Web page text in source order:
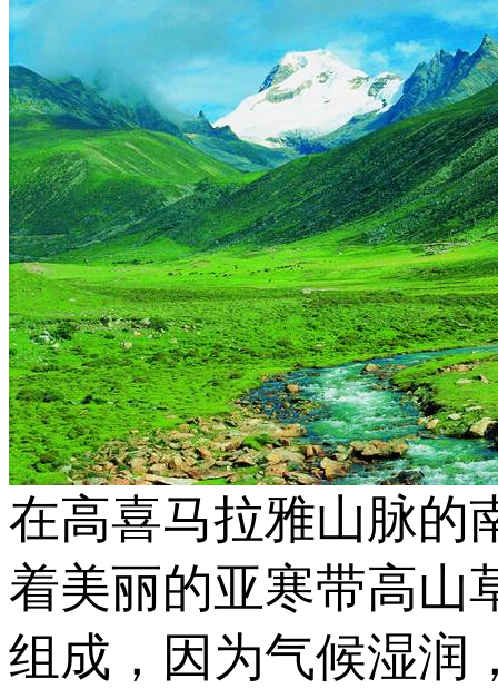
在高喜马拉雅山脉的
着美丽的亚寒带高山
组成，因为气候湿润